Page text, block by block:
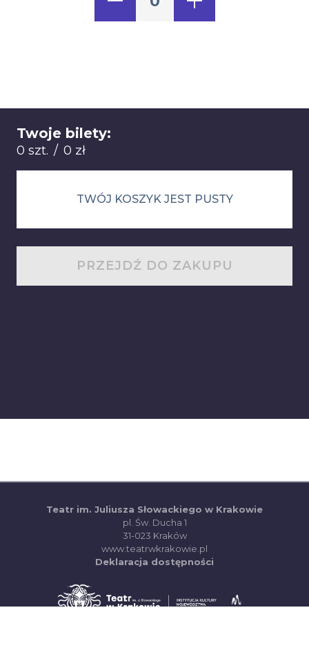
Twoje bilety:
0 szt. / 0 zł
Łącznie: 0 sztuk 0 zł
TWÓJ KOSZYK JEST PUSTY
PRZEJDŹ DO ZAKUPU
Teatr im. Juliusza Słowackiego w Krakowie
pl. Św. Ducha 1
31-023 Kraków
www.teatrwkrakowie.pl
Deklaracja dostępności